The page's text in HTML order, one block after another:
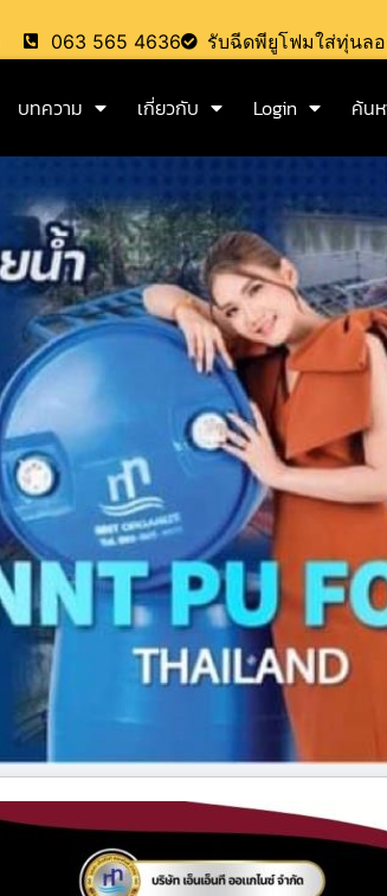
063 565 4636 รับฉีดพียูโฟมใส่ทุ่นล
บทความ เกี่ยวกับ Login ค้น